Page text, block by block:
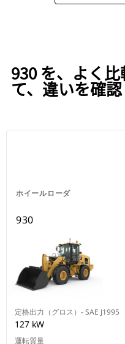
930 を、よく
て、違いを確認
ホイールローダ
930
定格出力（グロス）- SAE J1995
127 kW
運転質量